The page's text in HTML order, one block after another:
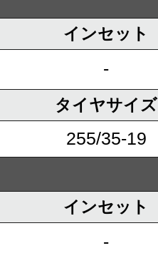
インセット
-
タイヤサイズ
255/35-19
インセット
-